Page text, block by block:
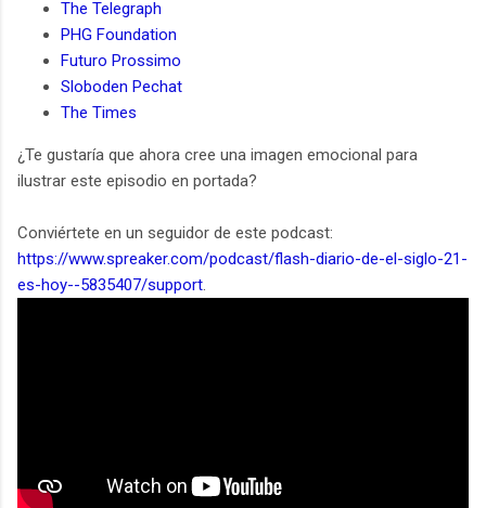
The Telegraph
PHG Foundation
Futuro Prossimo
Sloboden Pechat
The Times
¿Te gustaría que ahora cree una imagen emocional para
ilustrar este episodio en portada?
Conviértete en un seguidor de este podcast:
https://www.spreaker.com/podcast/flash-diario-de-el-siglo-21-
es-hoy--5835407/support.